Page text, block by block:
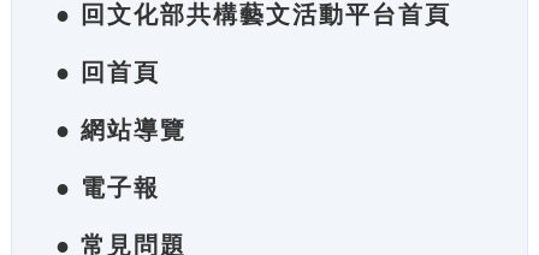
● 回文化部共構藝文活動平台首頁
● 回首頁
● 網站導覽
● 電子報
● 常見問題